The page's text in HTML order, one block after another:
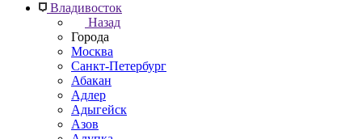
Владивосток
Назад
Города
Москва
Санкт-Петербург
Абакан
Адлер
Адыгейск
Азов